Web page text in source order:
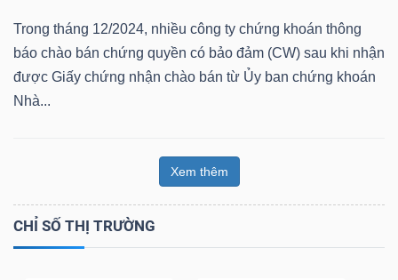
Trong tháng 12/2024, nhiều công ty chứng khoán thông
báo chào bán chứng quyền có bảo đảm (CW) sau khi nhận
được Giấy chứng nhận chào bán từ Ủy ban chứng khoán
Nhà...
Xem thêm
CHỈ SỐ THỊ TRƯỜNG
(-)
Báo